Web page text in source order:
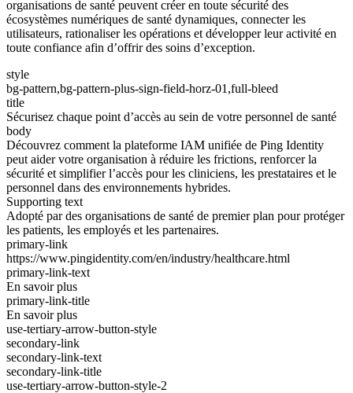
organisations de santé peuvent créer en toute sécurité des
écosystèmes numériques de santé dynamiques, connecter les
utilisateurs, rationaliser les opérations et développer leur activité en
toute confiance afin d’offrir des soins d’exception.
style
bg-pattern,bg-pattern-plus-sign-field-horz-01,full-bleed
title
Sécurisez chaque point d’accès au sein de votre personnel de santé
body
Découvrez comment la plateforme IAM unifiée de Ping Identity
peut aider votre organisation à réduire les frictions, renforcer la
sécurité et simplifier l’accès pour les cliniciens, les prestataires et le
personnel dans des environnements hybrides.
Supporting text
Adopté par des organisations de santé de premier plan pour protéger
les patients, les employés et les partenaires.
primary-link
https://www.pingidentity.com/en/industry/healthcare.html
primary-link-text
En savoir plus
primary-link-title
En savoir plus
use-tertiary-arrow-button-style
secondary-link
secondary-link-text
secondary-link-title
use-tertiary-arrow-button-style-2